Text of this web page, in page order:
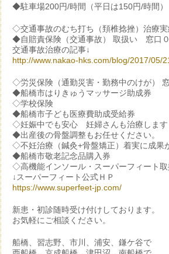
◆駐車場200円/時間（平日は150円/時間）
◇交通事故のむち打ち（頚椎捻挫）治療実
◆自賠責保険（交通事故） 取扱い 窓口
交通事故治療の記事↓
http://www.nakao-hks.com/blog/2017/05/
◇労災保険（通勤災害・勤務中のけが）
◆船橋市はりきゅうマッサージ助成券
◇学校保険
◆船橋市子ども医療費助成受給券
◇妊娠中でも安心 妊婦さんも治療します
◆出産後の骨盤調整もお任せください。
◇不妊治療（鍼灸+骨盤矯正）着実に成果
◆船橋市敬老記念品購入券
◇高機能インソール・スーパーフィート取
↓スーパーフィート公式ＨＰ
https://www.superfeet-jp.com/
新患・初診随時受け付けしております。
お気軽にご相談ください。
船橋、習志野、市川、浦安、鎌ケ谷で